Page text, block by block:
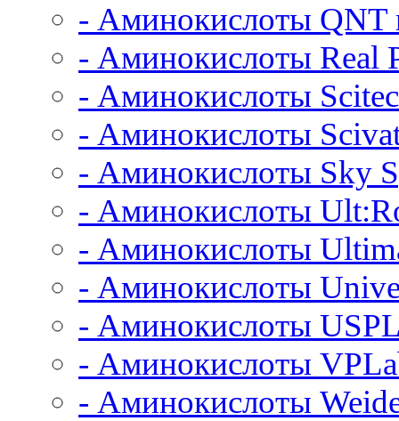
- Аминокислоты QNT
- Аминокислоты Real
- Аминокислоты Scitec
- Аминокислоты
- Аминокислоты Sky
- Аминокислоты
- Аминокислоты
- Аминокислоты
- Аминокислоты
- Аминокислоты
- Аминокислоты